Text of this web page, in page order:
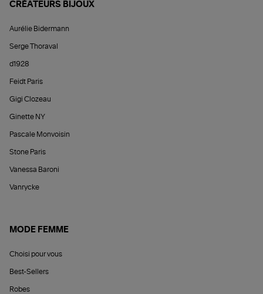
CRÉATEURS BIJOUX
Aurélie Bidermann
Serge Thoraval
d1928
Feidt Paris
Gigi Clozeau
Ginette NY
Pascale Monvoisin
Stone Paris
Vanessa Baroni
Vanrycke
MODE FEMME
Choisi pour vous
Best-Sellers
Robes